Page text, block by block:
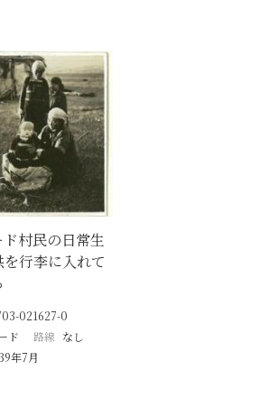
ド村民の日常生
行李に入れて
021627-0
ド 路線 なし
年7月